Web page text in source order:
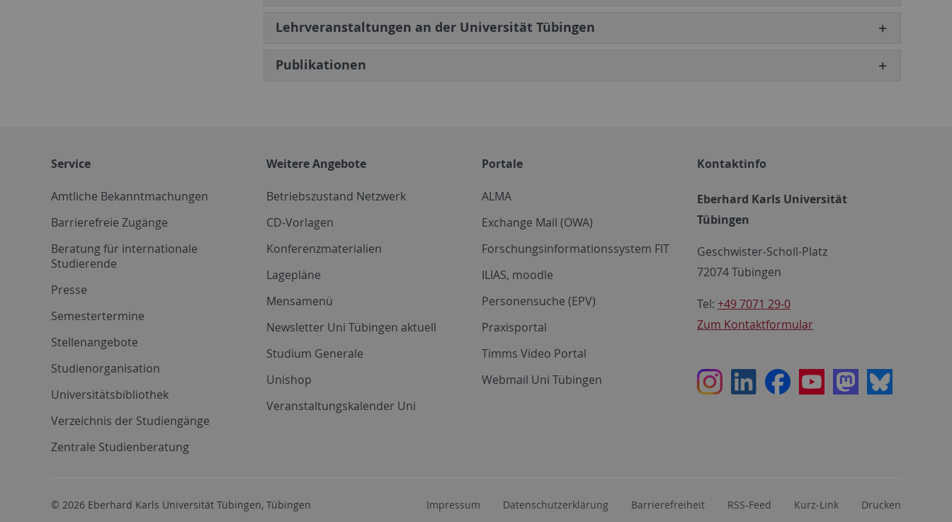
Lehrveranstaltungen an der Universität Tübingen
Publikationen
Service
Amtliche Bekanntmachungen
Barrierefreie Zugänge
Beratung für internationale
Studierende
Presse
Semestertermine
Stellenangebote
Studienorganisation
Universitätsbibliothek
Verzeichnis der Studiengänge
Zentrale Studienberatung
Weitere Angebote
Betriebszustand Netzwerk
CD-Vorlagen
Konferenzmaterialien
Lagepläne
Mensamenü
Newsletter Uni Tübingen aktuell
Studium Generale
Unishop
Veranstaltungskalender Uni
Portale
ALMA
Exchange Mail (OWA)
Forschungsinformationssystem FIT
ILIAS, moodle
Personensuche (EPV)
Praxisportal
Timms Video Portal
Webmail Uni Tübingen
Kontaktinfo
Eberhard Karls Universität
Tübingen
Geschwister-Scholl-Platz
72074 Tübingen
Tel: +49 7071 29-0
Zum Kontaktformular
InstagramLinkedInFacebookYoutubeMastodon
Bluesky
© 2026 Eberhard Karls Universität Tübingen, Tübingen Impressum Datenschutzerklärung Barrierefreiheit RSS-Feed Kurz-Link Drucken